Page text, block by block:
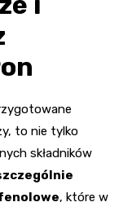
to nie tylko
składników
, które w